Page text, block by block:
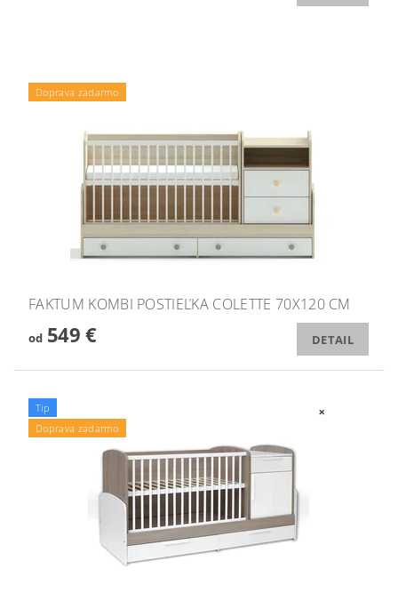
Doprava zadarmo
FAKTUM KOMBI POSTIEĽKA COLETTE 70X120 CM
od549 € DETAIL
Tip
Doprava zadarmo